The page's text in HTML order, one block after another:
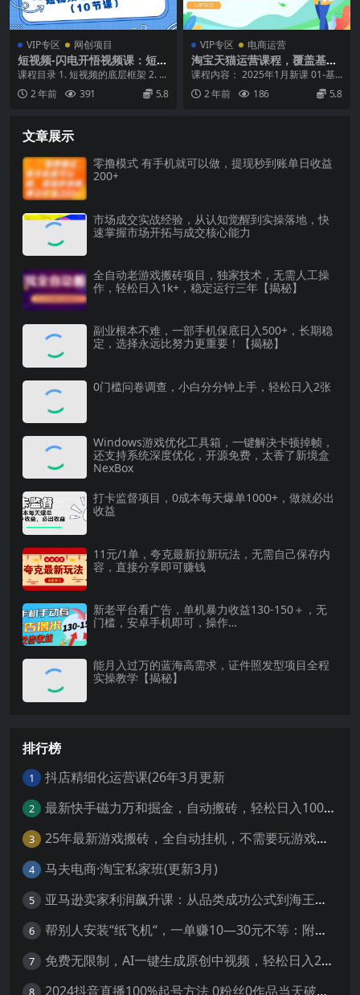
VIP专区 网创项目
短视频-闪电开悟视频课：短视
频电商培训教程（10节课）
课程目录 1. 短视频的底层框架 2. 短
视频文案的本质 3. 如何定位 4. ...
2 年前 391 5.8
VIP专区 电商运营
淘宝天猫运营课程，覆盖基础
到进阶，玩转运营玩法，提升
流量
课程内容： 2025年1月新课 01-基
础入门阶段 02.进阶运营优化阶段 0
5... 2 年前 186 5.8
文章展示
零撸模式 有手机就可以做，提现秒到账单日收益
200+
市场成交实战经验，从认知觉醒到实操落地，快
速掌握市场开拓与成交核心能力
全自动老游戏搬砖项目，独家技术，无需人工操
作，轻松日入1k+，稳定运行三年【揭秘】
副业根本不难，一部手机保底日入500+，长期稳
定，选择永远比努力更重要！【揭秘】
0门槛问卷调查，小白分分钟上手，轻松日入2张
Windows游戏优化工具箱，一键解决卡顿掉帧，
还支持系统深度优化，开源免费，太香了新境盒
NexBox
打卡监督项目，0成本每天爆单1000+，做就必出
收益
11元/1单，夸克最新拉新玩法，无需自己保存内
容，直接分享即可赚钱
新老平台看广告，单机暴力收益130-150＋，无
门槛，安卓手机即可，操作…
能月入过万的蓝海高需求，证件照发型项目全程
实操教学【揭秘】
排行榜
1 抖店精细化运营课(26年3月更新
2 最新快手磁力万和掘金，自动搬砖，轻松日入100-200，操作简单
3 25年最新游戏搬砖，全自动挂机，不需要玩游戏，单手机操作日入300+
4 马夫电商·淘宝私家班(更新3月)
5 亚马逊卖家利润飙升课：从品类成功公式到海王打法，让每个SKU都成爆款一路飙升(更新26年3月
6 帮别人安装“纸飞机“，一单赚10—30元不等：附：免费节点
7 免费无限制，AI一键生成原创中视频，轻松日入2000+，超简单，可矩阵，…
8 2024抖音直播100%起号方法 0粉丝0作品当天破千人在线 多种变现方式